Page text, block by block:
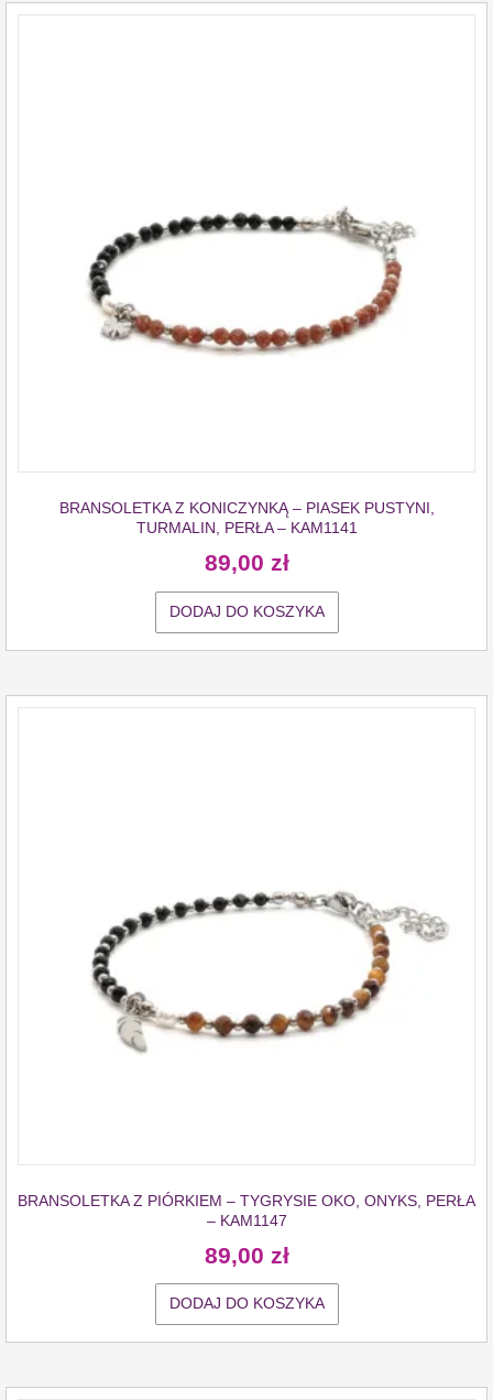
BRANSOLETKA Z KONICZYNKĄ – PIASEK PUSTYNI,
TURMALIN, PERŁA – KAM1141
89,00 zł
DODAJ DO KOSZYKA
BRANSOLETKA Z PIÓRKIEM – TYGRYSIE OKO, ONYKS, PERŁA
– KAM1147
89,00 zł
DODAJ DO KOSZYKA